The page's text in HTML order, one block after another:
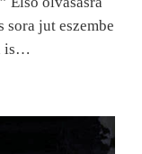
sora jut eszembe
is…